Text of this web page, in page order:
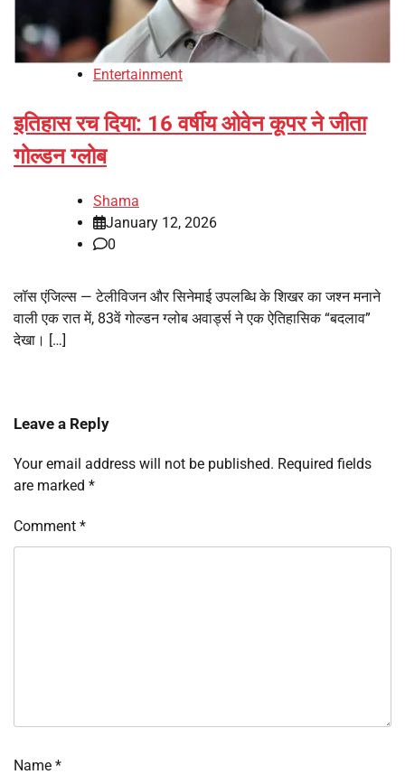
Entertainment
इतिहास रच दिया: 16 वर्षीय ओवेन कूपर ने जीता
गोल्डन ग्लोब
Shama
January 12, 2026
0
लॉस एंजिल्स — टेलीविजन और सिनेमाई उपलब्धि के शिखर का जश्न मनाने
वाली एक रात में, 83वें गोल्डन ग्लोब अवार्ड्स ने एक ऐतिहासिक “बदलाव”
देखा। […]
Leave a Reply
Your email address will not be published. Required fields
are marked *
Comment *
Name *